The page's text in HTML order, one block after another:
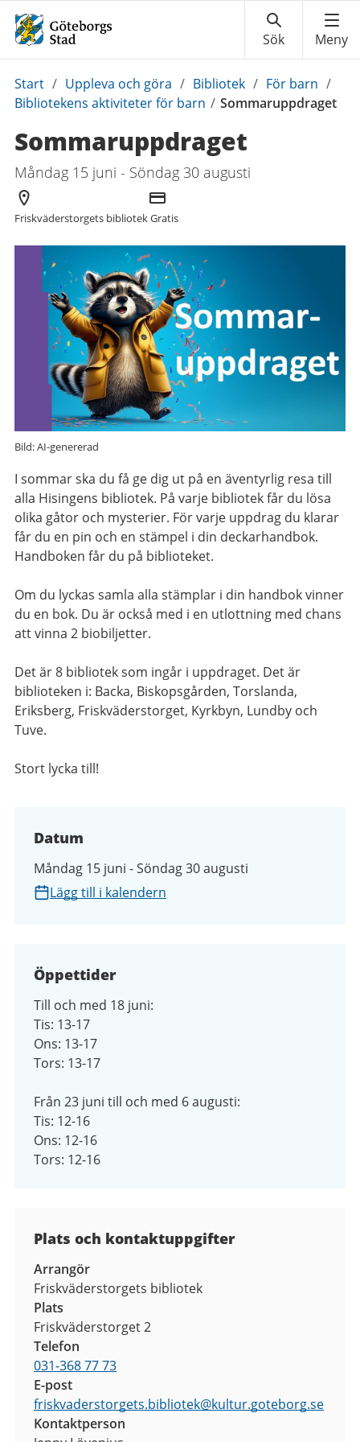
Du
är
Start / Uppleva och göra / Bibliotek / För barn /
Bibliotekens aktiviteter för barn / Sommaruppdraget
Sommaruppdraget
Måndag 15 juni - Söndag 30 augusti
Arrangör
Friskväderstorgets bibliotek
Kostnad
Gratis
Bild: AI-genererad
I sommar ska du få ge dig ut på en äventyrlig resa till
alla Hisingens bibliotek. På varje bibliotek får du lösa
olika gåtor och mysterier. För varje uppdrag du klarar
får du en pin och en stämpel i din deckarhandbok.
Handboken får du på biblioteket.
Om du lyckas samla alla stämplar i din handbok vinner
du en bok. Du är också med i en utlottning med chans
att vinna 2 biobiljetter.
Det är 8 bibliotek som ingår i uppdraget. Det är
biblioteken i: Backa, Biskopsgården, Torslanda,
Eriksberg, Friskväderstorget, Kyrkbyn, Lundby och
Tuve.
Stort lycka till!
Datum
Måndag 15 juni - Söndag 30 augusti
Lägg till i kalendern
Öppettider
Till och med 18 juni:
Tis: 13-17
Ons: 13-17
Tors: 13-17
Från 23 juni till och med 6 augusti:
Tis: 12-16
Ons: 12-16
Tors: 12-16
Plats och kontaktuppgifter
Arrangör
Friskväderstorgets bibliotek
Plats
Friskväderstorget 2
Telefon
031-368 77 73
E-post
friskvaderstorgets.bibliotek@kultur.goteborg.se
Kontaktperson